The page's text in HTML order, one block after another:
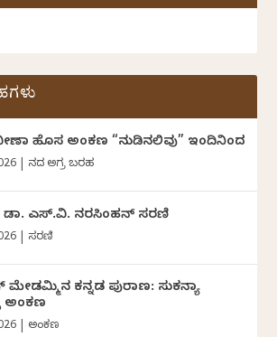
ಹೊಸ ಅಂಕಣ “ನುಡಿನಲಿವು” ಇಂದಿನಿಂದ
ದಿನದ ಅಗ್ರ ಬರಹ
ಡಾ. ಎಸ್.ವಿ. ನರಸಿಂಹನ್‌‌ ಸರಣಿ
ಸರಣಿ
ಮೇಡಮ್ಮಿನ ಕನ್ನಡ ಪುರಾಣ: ಸುಕನ್ಯಾ
ಅಂಕಣ
ಅಂಕಣ